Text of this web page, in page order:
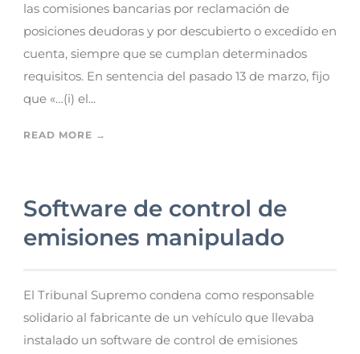
las comisiones bancarias por reclamación de
posiciones deudoras y por descubierto o excedido en
cuenta, siempre que se cumplan determinados
requisitos. En sentencia del pasado 13 de marzo, fijo
que «…(i) el...
READ MORE →
Software de control de
emisiones manipulado
El Tribunal Supremo condena como responsable
solidario al fabricante de un vehículo que llevaba
instalado un software de control de emisiones